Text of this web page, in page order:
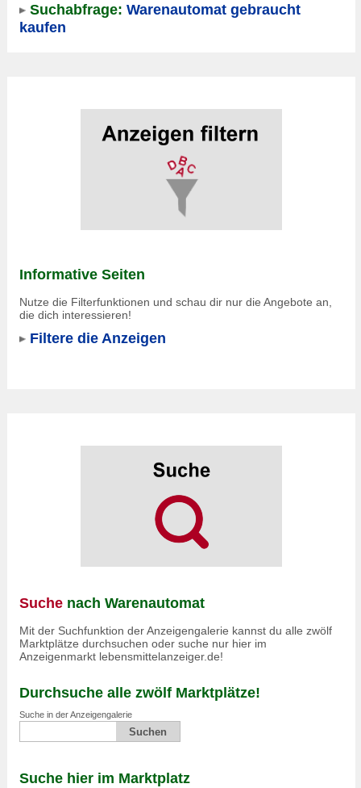
Suchabfrage: Warenautomat gebraucht
kaufen
Informative Seiten
Nutze die Filterfunktionen und schau dir nur die Angebote an,
die dich interessieren!
Filtere die Anzeigen
Suche nach Warenautomat
Mit der Suchfunktion der Anzeigengalerie kannst du alle zwölf
Marktplätze durchsuchen oder suche nur hier im
Anzeigenmarkt lebensmittelanzeiger.de!
Durchsuche alle zwölf Marktplätze!
Suche in der Anzeigengalerie
Suche hier im Marktplatz